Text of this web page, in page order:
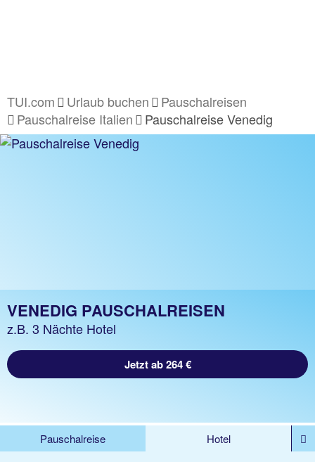
TUI.com Urlaub buchen
Pauschalreisen
Pauschalreise Italien
Pauschalreise Venedig
VENEDIG PAUSCHALREISEN
z.B. 3 Nächte Hotel
Jetzt ab 264 €
Pauschalreise
Hotel